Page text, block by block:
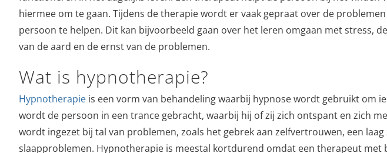
hiermee om te gaan. Tijdens de therapie wordt er vaak gepraat over de
persoon te helpen. Dit kan bijvoorbeeld gaan over het leren omgaan met stress,
van de aard en de ernst van de problemen.
Wat is hypnotherapie?
Hypnotherapieis een vorm van behandeling waarbij hypnose wordt gebruikt om
wordt de persoon in een trance gebracht, waarbij hij of zij zich ontspant en zich
wordt ingezet bij tal van problemen, zoals het gebrek aan zelfvertrouwen, een
slaapproblemen. Hypnotherapie is meestal kortdurend omdat een therapeut